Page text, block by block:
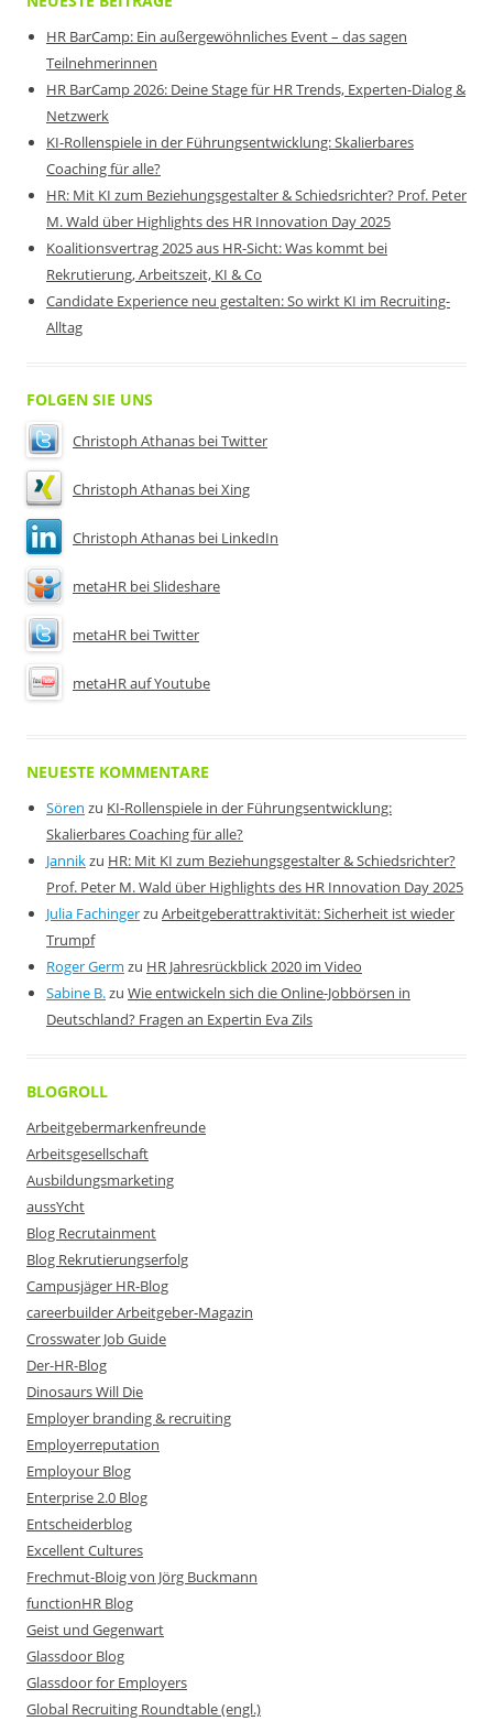
HR BarCamp: Ein außergewöhnliches Event – das sagen
Teilnehmerinnen
HR BarCamp 2026: Deine Stage für HR Trends, Experten-Dialog &
Netzwerk
KI-Rollenspiele in der Führungsentwicklung: Skalierbares
Coaching für alle?
HR: Mit KI zum Beziehungsgestalter & Schiedsrichter? Prof. Peter
M. Wald über Highlights des HR Innovation Day 2025
Koalitionsvertrag 2025 aus HR-Sicht: Was kommt bei
Rekrutierung, Arbeitszeit, KI & Co
Candidate Experience neu gestalten: So wirkt KI im Recruiting-
Alltag
FOLGEN SIE UNS
Christoph Athanas bei Twitter
Christoph Athanas bei Xing
Christoph Athanas bei LinkedIn
metaHR bei Slideshare
metaHR bei Twitter
metaHR auf Youtube
NEUESTE KOMMENTARE
Sören zu KI-Rollenspiele in der Führungsentwicklung:
Skalierbares Coaching für alle?
Jannikzu HR: Mit KI zum Beziehungsgestalter & Schiedsrichter?
Prof. Peter M. Wald über Highlights des HR Innovation Day 2025
Julia Fachingerzu Arbeitgeberattraktivität: Sicherheit ist wieder
Trumpf
Roger Germ zu HR Jahresrückblick 2020 im Video
Sabine B.zu Wie entwickeln sich die Online-Jobbörsen in
Deutschland? Fragen an Expertin Eva Zils
BLOGROLL
Arbeitgebermarkenfreunde
Arbeitsgesellschaft
Ausbildungsmarketing
aussYcht
Blog Recrutainment
Blog Rekrutierungserfolg
Campusjäger HR-Blog
careerbuilder Arbeitgeber-Magazin
Crosswater Job Guide
Der-HR-Blog
Dinosaurs Will Die
Employer branding & recruiting
Employerreputation
Employour Blog
Enterprise 2.0 Blog
Entscheiderblog
Excellent Cultures
Frechmut-Bloig von Jörg Buckmann
functionHR Blog
Geist und Gegenwart
Glassdoor Blog
Glassdoor for Employers
Global Recruiting Roundtable (engl.)